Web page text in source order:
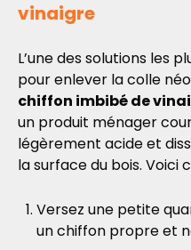
vinaigre
L’une des solutions les
pour enlever la colle
chiffon imbibé de
un produit ménager
légèrement acide et
la surface du bois. Voici
Versez une petite
un chiffon propre et